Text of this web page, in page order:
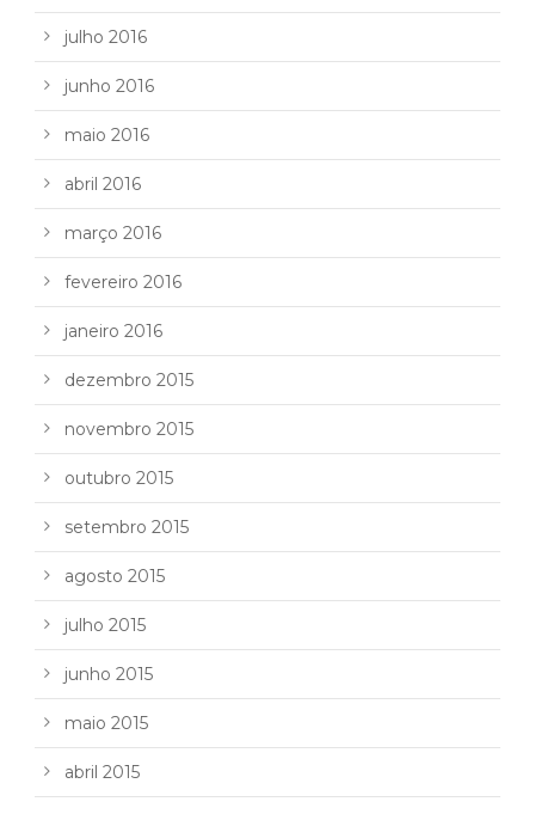
julho 2016
junho 2016
maio 2016
abril 2016
março 2016
fevereiro 2016
janeiro 2016
dezembro 2015
novembro 2015
outubro 2015
setembro 2015
agosto 2015
julho 2015
junho 2015
maio 2015
abril 2015